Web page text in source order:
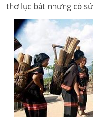
thơ lục bát nhưng có